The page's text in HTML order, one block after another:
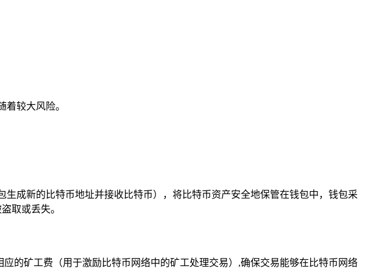
较大风险。
成新的比特币地址并接收比特币），将比特币资产安全地保管在钱包中，钱包采
取或丢失。
的矿工费（用于激励比特币网络中的矿工处理交易）,确保交易能够在比特币网络